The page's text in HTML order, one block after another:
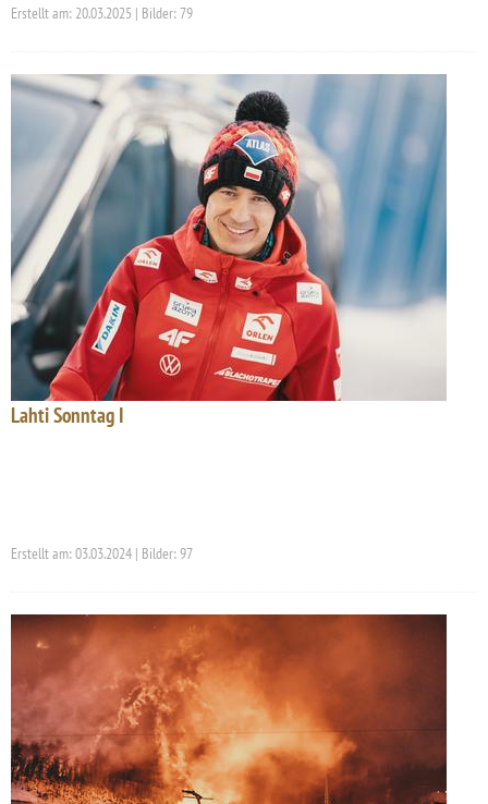
Erstellt am: 20.03.2025 | Bilder: 79
Lahti Sonntag I
Erstellt am: 03.03.2024 | Bilder: 97